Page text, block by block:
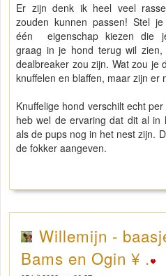
Er zijn denk ik heel veel
zouden kunnen passen! Stel
één eigenschap kiezen die
graag in je hond terug wil
dealbreaker zou zijn. Wat zou je
knuffelen en blaffen, maar zijn er
Knuffelige hond verschilt echt
heb wel de ervaring dat dit al
als de pups nog in het nest zijn.
de fokker aangeven.
Willemijn -
Bams en Ogin ¥ .